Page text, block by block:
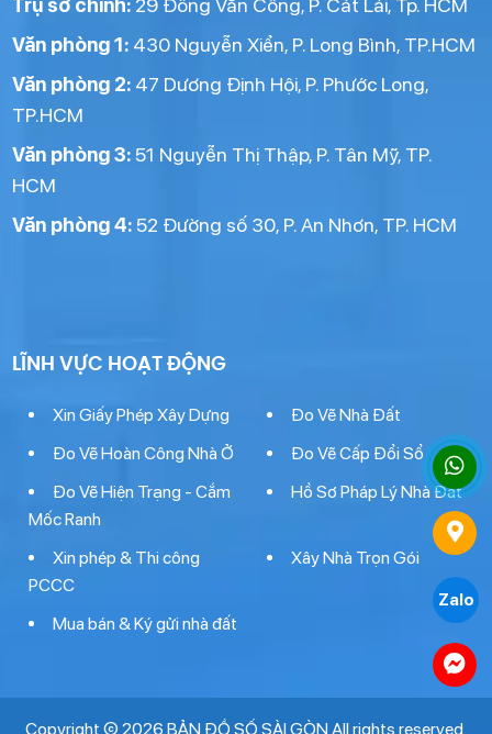
Trụ sở chính: 29 Đồng Văn Cống, P. Cát Lái, Tp. HCM
Văn phòng 1: 430 Nguyễn Xiển, P. Long Bình, TP.HCM
Văn phòng 2: 47 Dương Định Hội, P. Phước Long,
TP.HCM
Văn phòng 3: 51 Nguyễn Thị Thập, P. Tân Mỹ, TP.
HCM
Văn phòng 4: 52 Đường số 30, P. An Nhơn, TP. HCM
LĨNH VỰC HOẠT ĐỘNG
Xin Giấy Phép Xây Dựng
Đo Vẽ Nhà Đất
Đo Vẽ Hoàn Công Nhà Ở
Đo Vẽ Cấp Đổi Sổ
Đo Vẽ Hiện Trạng - Cắm
Mốc Ranh
Hồ Sơ Pháp Lý Nhà Đất
Xin phép & Thi công
PCCC
Xây Nhà Trọn Gói
Mua bán & Ký gửi nhà đất
Copyright © 2026 BẢN ĐỒ SỐ SÀI GÒN All rights reserved.
Zalo